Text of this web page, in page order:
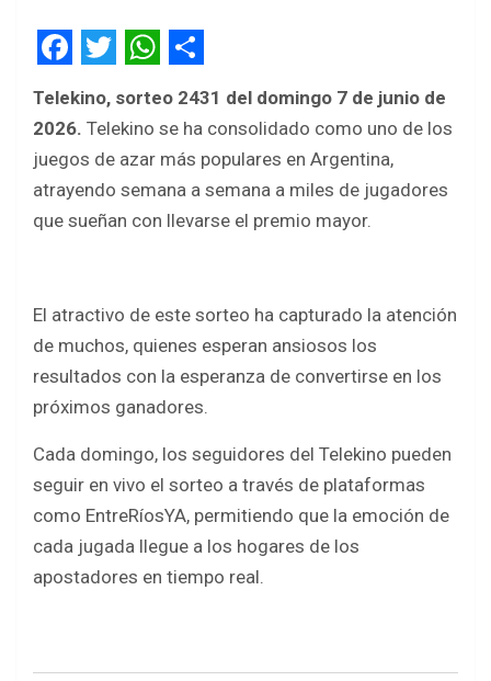
F
a
c
e
b
k
T
w
i
t
t
W
h
a
t
s
p
S
h
a
r
e
Telekino, sorteo 2431 del domingo 7 de junio de
2026. Telekino se ha consolidado como uno de los
juegos de azar más populares en Argentina,
atrayendo semana a semana a miles de jugadores
que sueñan con llevarse el premio mayor.
El atractivo de este sorteo ha capturado la atención
de muchos, quienes esperan ansiosos los
resultados con la esperanza de convertirse en los
próximos ganadores.
Cada domingo, los seguidores del Telekino pueden
seguir en vivo el sorteo a través de plataformas
como EntreRíosYA, permitiendo que la emoción de
cada jugada llegue a los hogares de los
apostadores en tiempo real.